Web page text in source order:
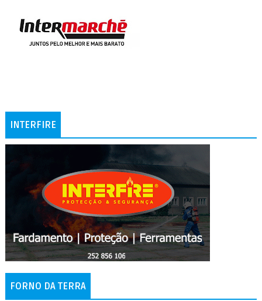
INTERFIRE
FORNO DA TERRA